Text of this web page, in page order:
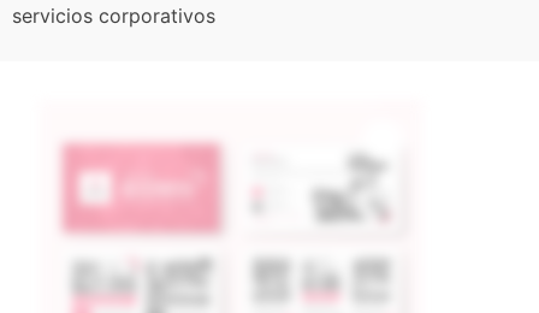
servicios corporativos